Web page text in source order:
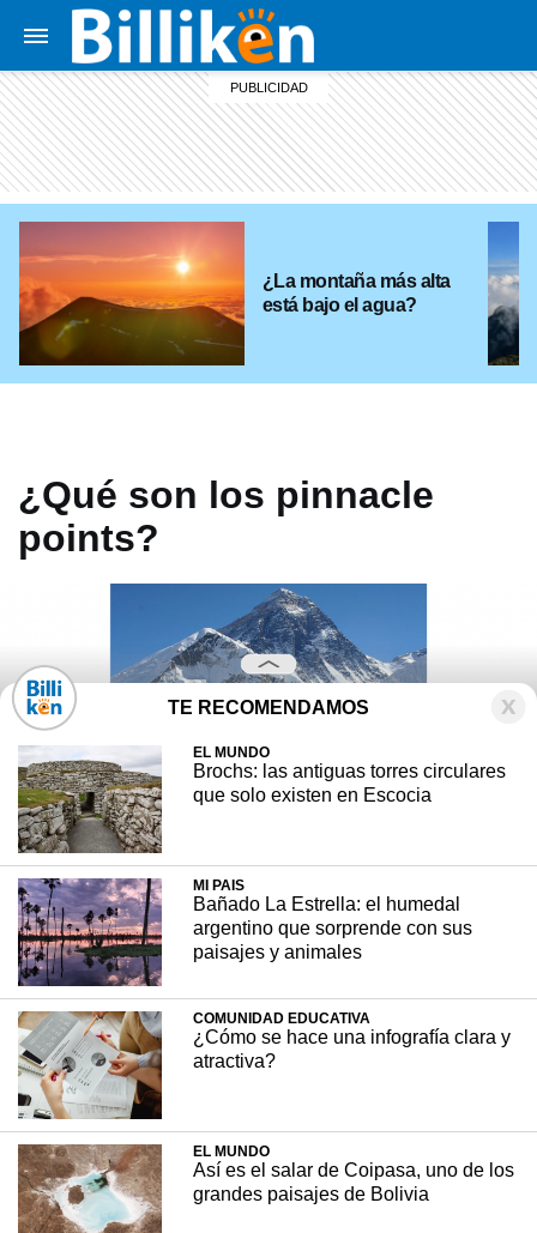
¿La montaña más alta
está bajo el agua?
¿Qué son los pinnacle
points?
En la superficie terrestre, existen algunos
puntos que hacen sentir que estás en la cima
del mundo ¿Por qué? ¿Cuáles son esos
sitios?
+ INTERESANTE 17 noviembre, 2023
TE RECOMENDAMOS
EL MUNDO
Brochs: las antiguas torres circulares
que solo existen en Escocia
MI PAIS
Bañado La Estrella: el humedal
argentino que sorprende con sus
paisajes y animales
COMUNIDAD EDUCATIVA
¿Cómo se hace una infografía clara y
atractiva?
EL MUNDO
Así es el salar de Coipasa, uno de los
grandes paisajes de Bolivia